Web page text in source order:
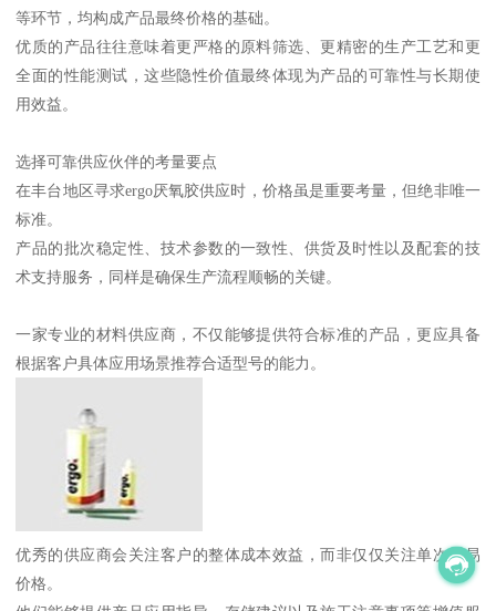
等环节，均构成产品最终价格的基础。
优质的产品往往意味着更严格的原料筛选、更精密的生产工艺和更
全面的性能测试，这些隐性价值最终体现为产品的可靠性与长期使
用效益。
选择可靠供应伙伴的考量要点
在丰台地区寻求ergo厌氧胶供应时，价格虽是重要考量，但绝非唯一
标准。
产品的批次稳定性、技术参数的一致性、供货及时性以及配套的技
术支持服务，同样是确保生产流程顺畅的关键。
一家专业的材料供应商，不仅能够提供符合标准的产品，更应具备
根据客户具体应用场景推荐合适型号的能力。
优秀的供应商会关注客户的整体成本效益，而非仅仅关注单次交易
价格。